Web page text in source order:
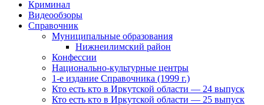
Криминал
Видеообзоры
Справочник
Муниципальные образования
Нижнеилимский район
Конфессии
Национально-культурные центры
1-е издание Справочника (1999 г.)
Кто есть кто в Иркутской области — 24 выпуск
Кто есть кто в Иркутской области — 25 выпуск